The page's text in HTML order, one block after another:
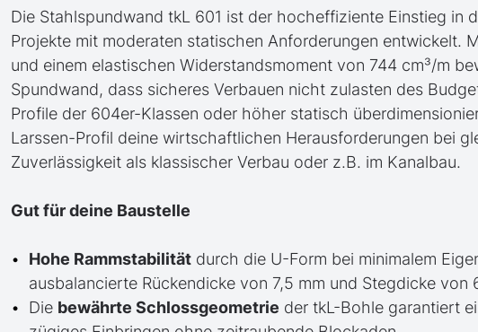
Die Stahlspundwand tkL 601 ist der hocheffiziente Einstieg in
Projekte mit moderaten statischen Anforderungen entwickelt.
und einem elastischen Widerstandsmoment von 744 cm³/m
Spundwand, dass sicheres Verbauen nicht zulasten des
Profile der 604er-Klassen oder höher statisch
Larssen-Profil deine wirtschaftlichen Herausforderungen bei
Zuverlässigkeit als klassischer Verbau oder z.B. im Kanalbau.
Gut für deine Baustelle
Hohe Rammstabilität durch die U-Form bei minimalem
ausbalancierte Rückendicke von 7,5 mm und Stegdicke von
Die bewährte Schlossgeometrie der tkL-Bohle garantiert